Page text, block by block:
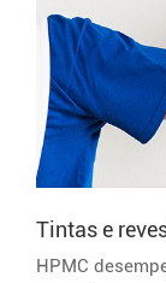
Tintas e
‌HPMC